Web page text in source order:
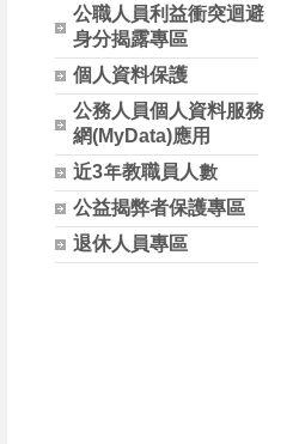
公職人員利益衝突迴避
身分揭露專區
個人資料保護
公務人員個人資料服務
網(MyData)應用
近3年教職員人數
公益揭弊者保護專區
退休人員專區